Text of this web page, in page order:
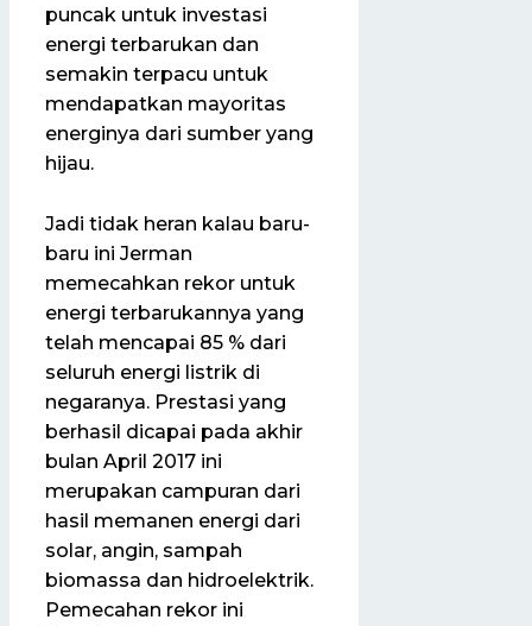
puncak untuk investasi
energi terbarukan dan
semakin terpacu untuk
mendapatkan mayoritas
energinya dari sumber yang
hijau.
Jadi tidak heran kalau baru-
baru ini Jerman
memecahkan rekor untuk
energi terbarukannya yang
telah mencapai 85 % dari
seluruh energi listrik di
negaranya. Prestasi yang
berhasil dicapai pada akhir
bulan April 2017 ini
merupakan campuran dari
hasil memanen energi dari
solar, angin, sampah
biomassa dan hidroelektrik.
Pemecahan rekor ini